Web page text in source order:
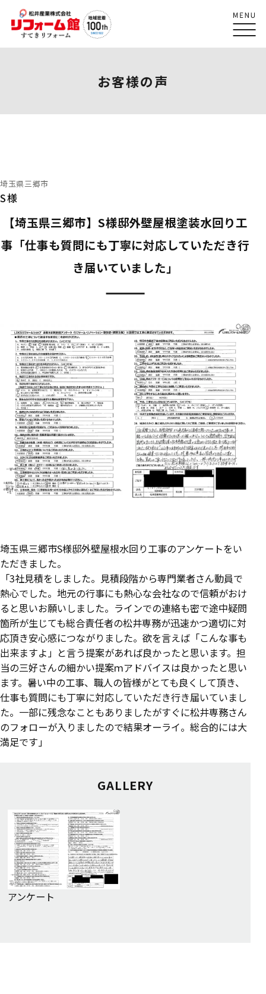
お客様の声
埼玉県三郷市
S様
【埼玉県三郷市】S様邸外壁屋根塗装水回り工
事「仕事も質問にも丁寧に対応していただき行
き届いていました」
埼玉県三郷市S様邸外壁屋根水回り工事のアンケートをい
ただきました。
「3社見積をしました。見積段階から専門業者さん動員で
熱心でした。地元の行事にも熱心な会社なので信頼がおけ
ると思いお願いしました。ラインでの連絡も密で途中疑問
箇所が生じても総合責任者の松井専務が迅速かつ適切に対
応頂き安心感につながりました。欲を言えば「こんな事も
出来ますよ」と言う提案があれば良かったと思います。担
当の三好さんの細かい提案ｍアドバイスは良かったと思い
ます。暑い中の工事、職人の皆様がとても良くして頂き、
仕事も質問にも丁寧に対応していただき行き届いていまし
た。一部に残念なこともありましたがすぐに松井専務さん
のフォローが入りましたので結果オーライ。総合的には大
満足です」
GALLERY
アンケート